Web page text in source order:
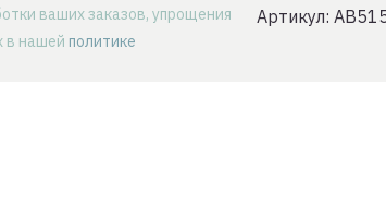
Артикул:
ваших заказов, упрощения
в нашей политике